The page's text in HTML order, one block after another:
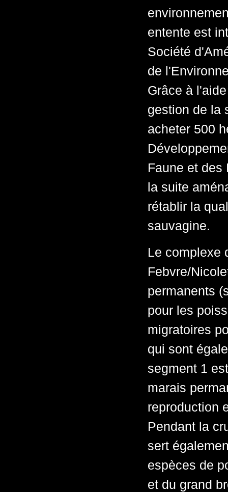
entente est
Société
de
Grâce à
gestion de la
acheter 500
Faune et des
la suite
rétablir la
sauvagine.
Le complexe
Febvre/
permanents
pour les
migratoires
qui sont
segment 1
marais
reproduction
Pendant la
sert
espèces de
et du grand